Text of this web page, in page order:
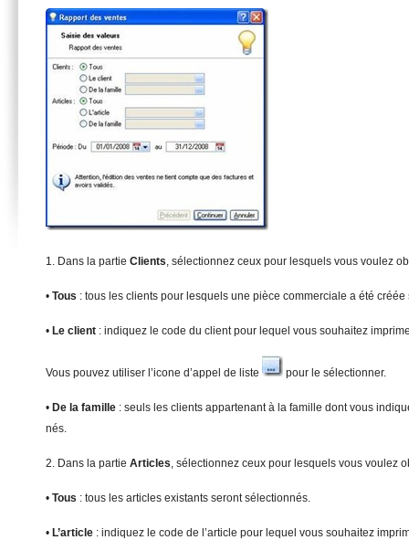
1. Dans la partie Clients, sélectionnez ceux pour lesquels vous voulez
• Tous : tous les clients pour lesquels une pièce commerciale a été
• Le client : indiquez le code du client pour lequel vous souhaitez
Vous pouvez utiliser l’icone d’appel de liste pour le sélectionner.
• De la famille : seuls les clients appartenant à la famille dont vous
nés.
2. Dans la partie Articles, sélectionnez ceux pour lesquels vous voulez
• Tous : tous les articles existants seront sélectionnés.
• L’article : indiquez le code de l’article pour lequel vous souhaitez